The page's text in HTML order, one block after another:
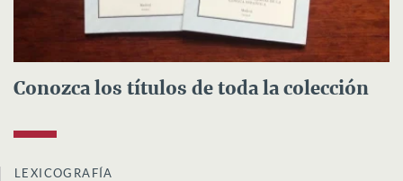
Conozca los títulos de toda la colección
LEXICOGRAFÍA